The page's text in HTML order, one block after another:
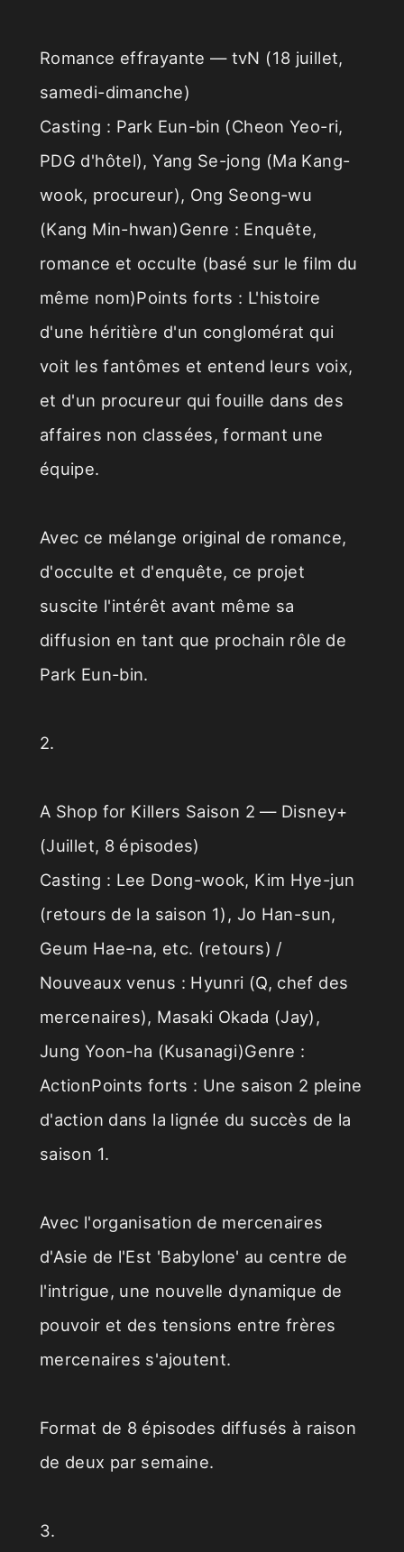
Romance effrayante — tvN (18 juillet,
samedi-dimanche)
Casting : Park Eun-bin (Cheon Yeo-ri,
PDG d'hôtel), Yang Se-jong (Ma Kang-
wook, procureur), Ong Seong-wu
(Kang Min-hwan)Genre : Enquête,
romance et occulte (basé sur le film du
même nom)Points forts : L'histoire
d'une héritière d'un conglomérat qui
voit les fantômes et entend leurs voix,
et d'un procureur qui fouille dans des
affaires non classées, formant une
équipe.
Avec ce mélange original de romance,
d'occulte et d'enquête, ce projet
suscite l'intérêt avant même sa
diffusion en tant que prochain rôle de
Park Eun-bin.
2.
A Shop for Killers Saison 2 — Disney+
(Juillet, 8 épisodes)
Casting : Lee Dong-wook, Kim Hye-jun
(retours de la saison 1), Jo Han-sun,
Geum Hae-na, etc. (retours) /
Nouveaux venus : Hyunri (Q, chef des
mercenaires), Masaki Okada (Jay),
Jung Yoon-ha (Kusanagi)Genre :
ActionPoints forts : Une saison 2 pleine
d'action dans la lignée du succès de la
saison 1.
Avec l'organisation de mercenaires
d'Asie de l'Est 'Babylone' au centre de
l'intrigue, une nouvelle dynamique de
pouvoir et des tensions entre frères
mercenaires s'ajoutent.
Format de 8 épisodes diffusés à raison
de deux par semaine.
3.